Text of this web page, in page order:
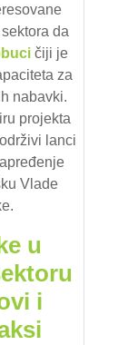
da
čiji je
za
nabavki.
projekta
lanci
Vlade
u
i